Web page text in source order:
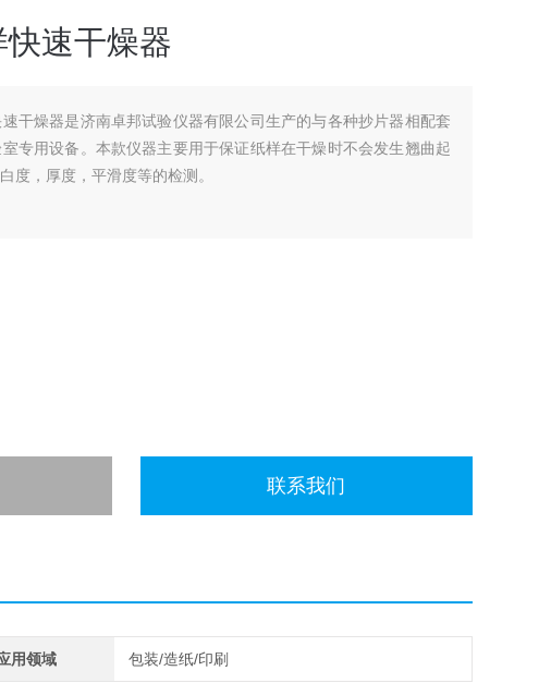
速干燥器
干燥器是济南卓邦试验仪器有限公司生产的与各种抄片器相配套
专用设备。本款仪器主要用于保证纸样在干燥时不会发生翘曲起
度，厚度，平滑度等的检测。
联系我们
用领域 包装/造纸/印刷